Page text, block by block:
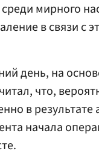
мирного
в связи с
день, на
что,
в
начала